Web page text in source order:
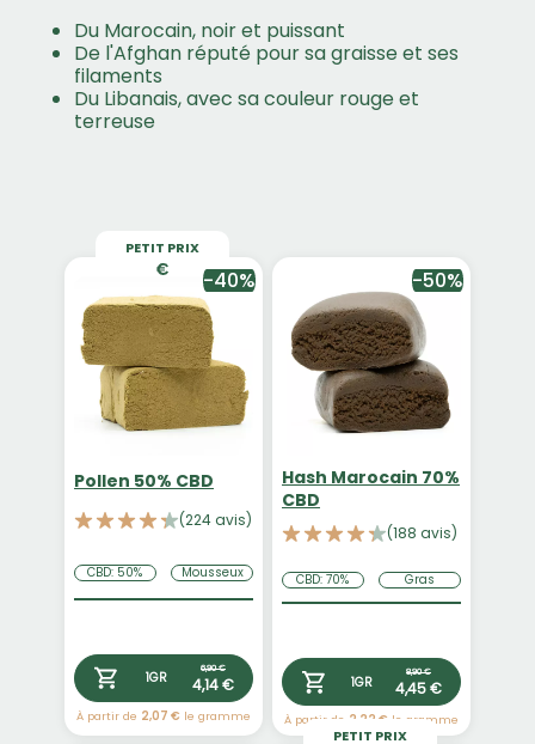
Du Marocain, noir et puissant
De l'Afghan réputé pour sa graisse et ses
filaments
Du Libanais, avec sa couleur rouge et
terreuse
PETIT PRIX
-40%
Pollen 50% CBD
(224 avis)
CBD: 50% Mousseux
1GR
6,90 €
4,14 €
À partir de 2,07 € le gramme
-50%
Hash Marocain 70%
CBD
(188 avis)
CBD: 70% Gras
1GR
8,90 €
4,45 €
À partir de 2,22 € le gramme
PETIT PRIX